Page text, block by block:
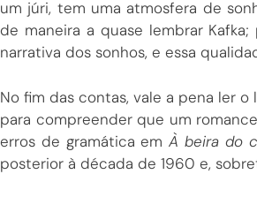
um júri, tem uma atmosfera de
de maneira a quase lembrar
narrativa dos sonhos, e essa
No fim das contas, vale a pena ler
para compreender que um
erros de gramática emÀ beira do
posterior à década de 1960 e,